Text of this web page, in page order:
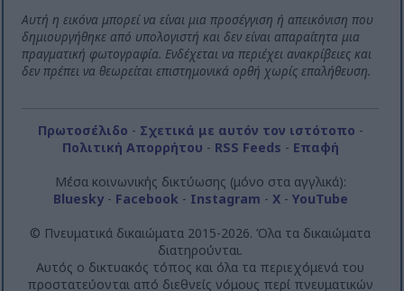
Αυτή η εικόνα μπορεί να είναι μια προσέγγιση ή απεικόνιση που
δημιουργήθηκε από υπολογιστή και δεν είναι απαραίτητα μια
πραγματική φωτογραφία. Ενδέχεται να περιέχει ανακρίβειες και
δεν πρέπει να θεωρείται επιστημονικά ορθή χωρίς επαλήθευση.
Πρωτοσέλιδο - Σχετικά με αυτόν τον ιστότοπο -
Πολιτική Απορρήτου - RSS Feeds - Επαφή
Μέσα κοινωνικής δικτύωσης (μόνο στα αγγλικά):
Bluesky- Facebook - Instagram - X- YouTube
© Πνευματικά δικαιώματα 2015-2026. Όλα τα δικαιώματα
διατηρούνται.
Αυτός ο δικτυακός τόπος και όλα τα περιεχόμενά του
προστατεύονται από διεθνείς νόμους περί πνευματικών